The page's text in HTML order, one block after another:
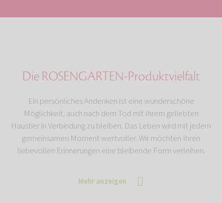
Die ROSENGARTEN-Produktvielfalt
Ein persönliches Andenken ist eine wunderschöne
Möglichkeit, auch nach dem Tod mit Ihrem geliebten
Haustier in Verbindung zu bleiben. Das Leben wird mit jedem
gemeinsamen Moment wertvoller. Wir möchten Ihren
liebevollen Erinnerungen eine bleibende Form verleihen.
Mehr anzeigen